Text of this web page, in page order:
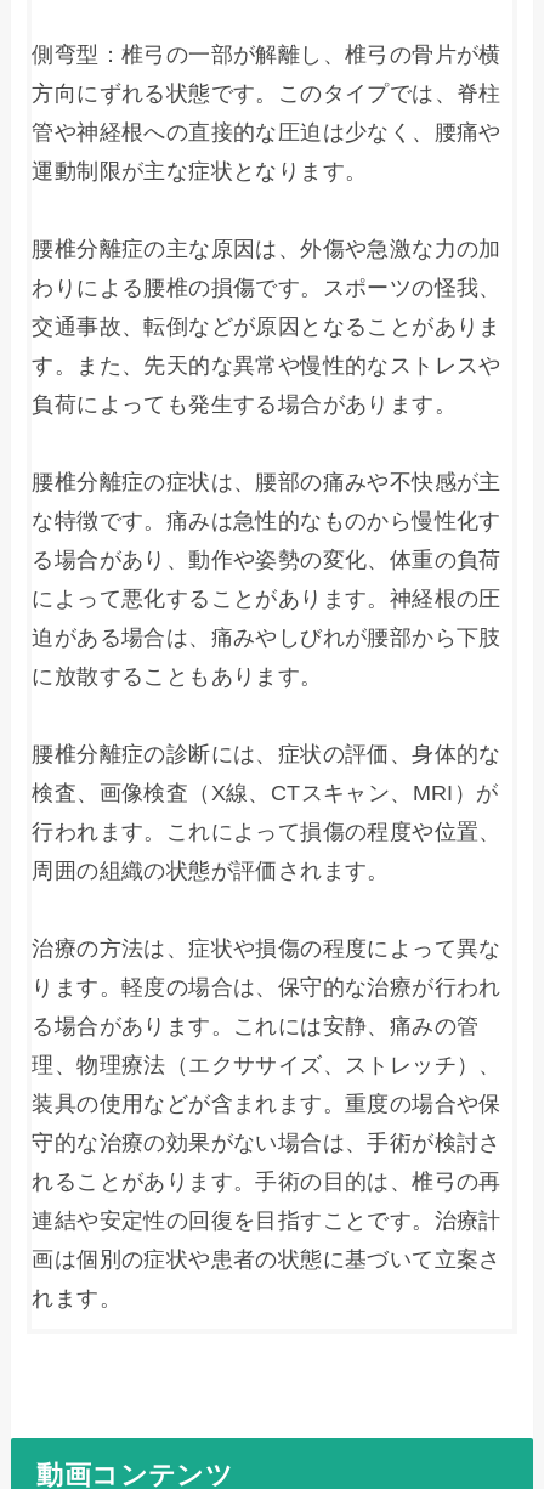
側弯型：椎弓の一部が解離し、椎弓の骨片が横
方向にずれる状態です。このタイプでは、脊柱
管や神経根への直接的な圧迫は少なく、腰痛や
運動制限が主な症状となります。
腰椎分離症の主な原因は、外傷や急激な力の加
わりによる腰椎の損傷です。スポーツの怪我、
交通事故、転倒などが原因となることがありま
す。また、先天的な異常や慢性的なストレスや
負荷によっても発生する場合があります。
腰椎分離症の症状は、腰部の痛みや不快感が主
な特徴です。痛みは急性的なものから慢性化す
る場合があり、動作や姿勢の変化、体重の負荷
によって悪化することがあります。神経根の圧
迫がある場合は、痛みやしびれが腰部から下肢
に放散することもあります。
腰椎分離症の診断には、症状の評価、身体的な
検査、画像検査（X線、CTスキャン、MRI）が
行われます。これによって損傷の程度や位置、
周囲の組織の状態が評価されます。
治療の方法は、症状や損傷の程度によって異な
ります。軽度の場合は、保守的な治療が行われ
る場合があります。これには安静、痛みの管
理、物理療法（エクササイズ、ストレッチ）、
装具の使用などが含まれます。重度の場合や保
守的な治療の効果がない場合は、手術が検討さ
れることがあります。手術の目的は、椎弓の再
連結や安定性の回復を目指すことです。治療計
画は個別の症状や患者の状態に基づいて立案さ
れます。
動画コンテンツ